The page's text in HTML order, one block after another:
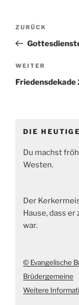
Vorheriger
Beitrag
ZURÜCK
Nächster
Beitrag
WEITER
Friedensdekade
DIE
Du machst
Westen.
Der
Hause, dass
war.
© Evangelische
Brüdergemeine
Weitere